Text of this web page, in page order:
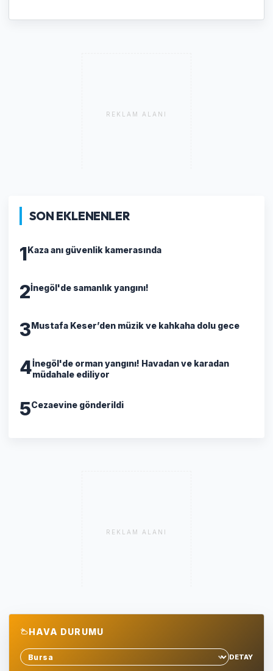
REKLAM ALANI
SON EKLENENLER
1Kaza anı güvenlik kamerasında
2İnegöl'de samanlık yangını!
3Mustafa Keser’den müzik ve kahkaha dolu gece
4İnegöl'de orman yangını! Havadan ve karadan
müdahale ediliyor
5Cezaevine gönderildi
REKLAM ALANI
HAVA DURUMU
Sehir sec
DETAY